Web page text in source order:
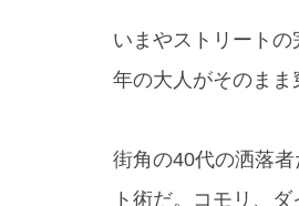
いまやストリート
年の大人がそのまま
街角の40代の洒落
ト術だ。コモリ、